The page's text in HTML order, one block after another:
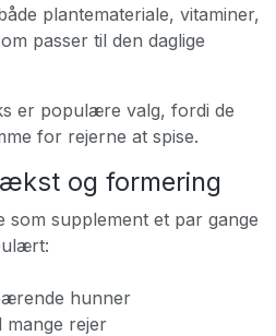
plantemateriale, vitaminer,
passer til den daglige
er populære valg, fordi de
for rejerne at spise.
og formering
som supplement et par gange
hunner
mange rejer